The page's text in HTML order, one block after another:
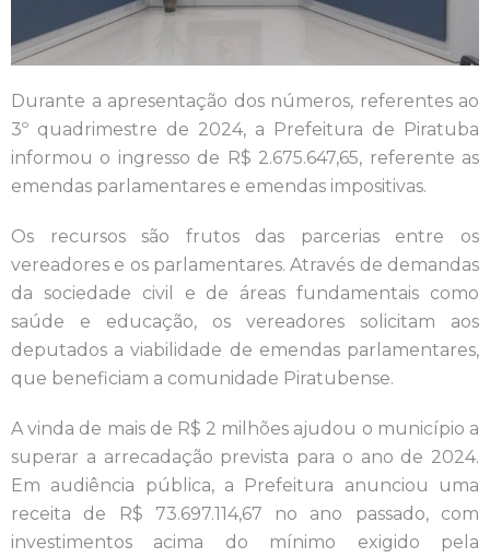
Durante a apresentação dos números, referentes ao
3º quadrimestre de 2024, a Prefeitura de Piratuba
informou o ingresso de R$ 2.675.647,65, referente as
emendas parlamentares e emendas impositivas.
Os recursos são frutos das parcerias entre os
vereadores e os parlamentares. Através de demandas
da sociedade civil e de áreas fundamentais como
saúde e educação, os vereadores solicitam aos
deputados a viabilidade de emendas parlamentares,
que beneficiam a comunidade Piratubense.
A vinda de mais de R$ 2 milhões ajudou o município a
superar a arrecadação prevista para o ano de 2024.
Em audiência pública, a Prefeitura anunciou uma
receita de R$ 73.697.114,67 no ano passado, com
investimentos acima do mínimo exigido pela